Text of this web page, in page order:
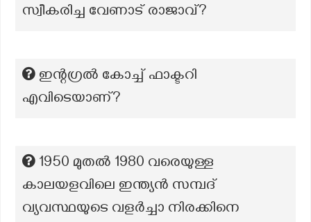
സ്വീകരിച്ച വേണാട് രാജാവ്?
ഇന്റഗ്രൽ കോച്ച് ഫാക്ടറി
എവിടെയാണ്?
1950 മുതൽ 1980 വരെയുള്ള
കാലയളവിലെ ഇന്ത്യൻ സമ്പദ്
വ്യവസ്ഥയുടെ വളർച്ചാ നിരക്കിനെ